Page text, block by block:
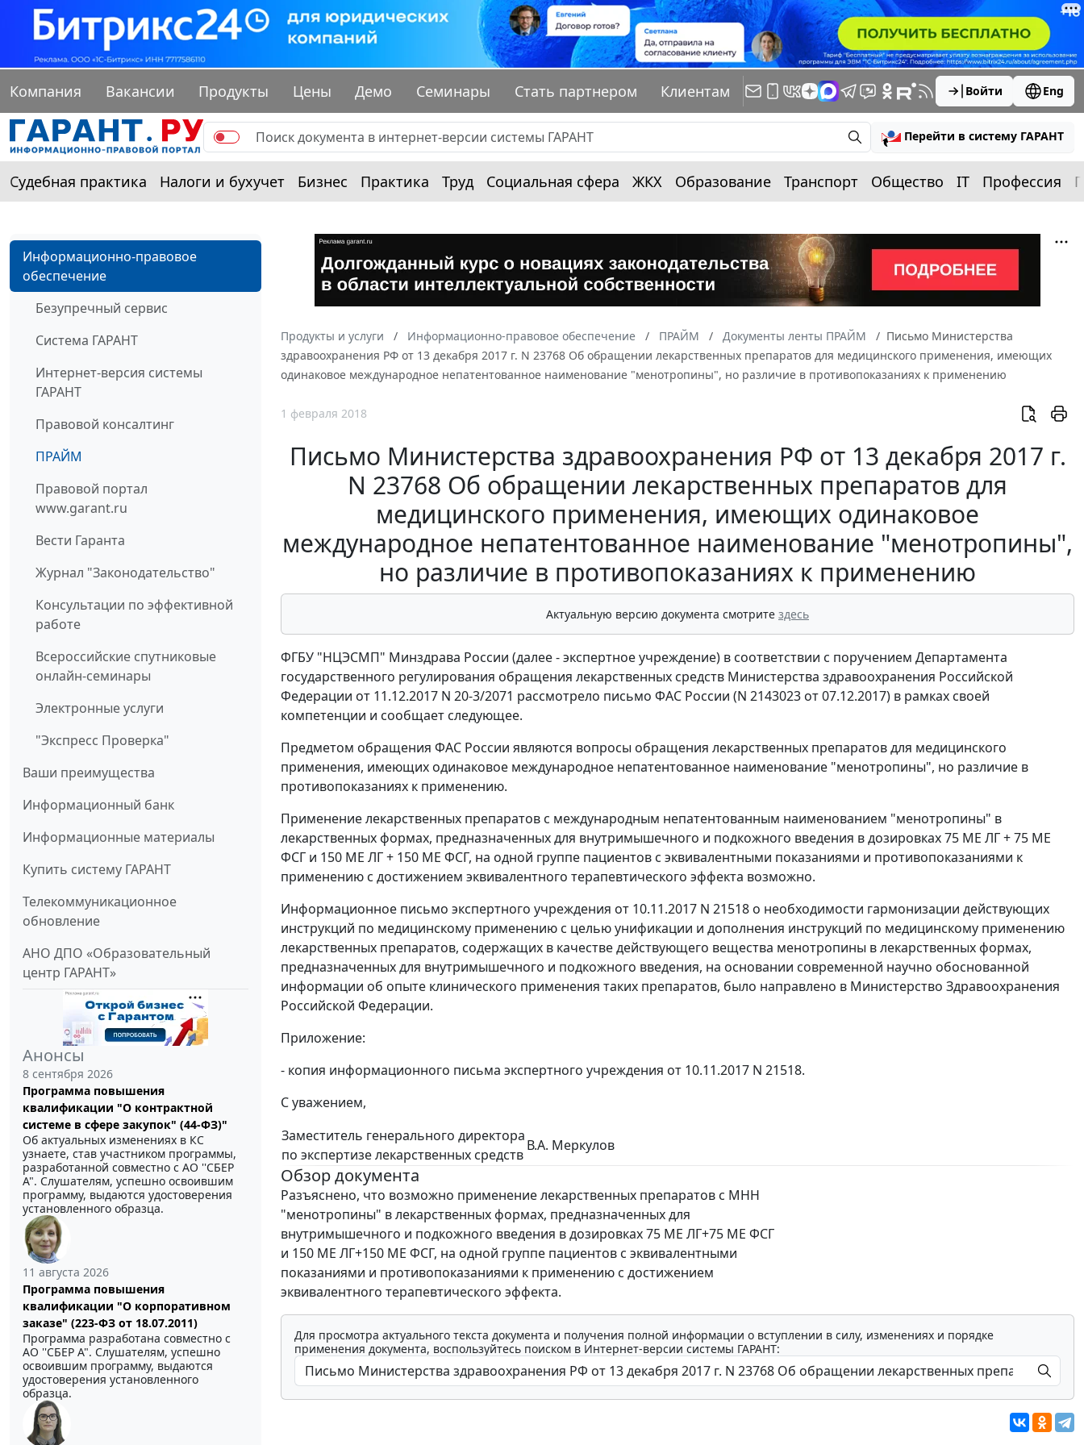
Компания Вакансии Продукты Цены Демо Семинары Стать партнером Клиентам Войти Eng
Перейти в систему ГАРАНТ
Судебная практика Налоги и бухучет Бизнес Практика Труд Социальная сфера ЖКХ Образование Транспорт Общество IT Профессия
Информационно-правовое
обеспечение
Безупречный сервис
Система ГАРАНТ
Интернет-версия системы
ГАРАНТ
Правовой консалтинг
ПРАЙМ
Правовой портал
www.garant.ru
Вести Гаранта
Журнал "Законодательство"
Консультации по эффективной
работе
Всероссийские спутниковые
онлайн-семинары
Электронные услуги
"Экспресс Проверка"
Ваши преимущества
Информационный банк
Информационные материалы
Купить систему ГАРАНТ
Телекоммуникационное
обновление
АНО ДПО «Образовательный
центр ГАРАНТ»
Анонсы
8 сентября 2026
Программа повышения
квалификации "О контрактной
системе в сфере закупок" (44-ФЗ)"
Об актуальных изменениях в КС
узнаете, став участником программы,
разработанной совместно с АО ''СБЕР
А". Слушателям, успешно освоившим
программу, выдаются удостоверения
установленного образца.
11 августа 2026
Программа повышения
квалификации "О корпоративном
заказе" (223-ФЗ от 18.07.2011)
Программа разработана совместно с
АО ''СБЕР А". Слушателям, успешно
освоившим программу, выдаются
удостоверения установленного
образца.
Продукты и услуги Информационно-правовое обеспечение ПРАЙМ Документы ленты ПРАЙМ
Письмо Министерства
здравоохранения РФ от 13 декабря 2017 г. N 23768 Об обращении лекарственных препаратов для медицинского применения, имеющих
одинаковое международное непатентованное наименование "менотропины", но различие в противопоказаниях к применению
1 февраля 2018
Письмо Министерства здравоохранения РФ от 13 декабря 2017 г.
N 23768 Об обращении лекарственных препаратов для
медицинского применения, имеющих одинаковое
международное непатентованное наименование "менотропины",
но различие в противопоказаниях к применению
Актуальную версию документа смотрите здесь
ФГБУ "НЦЭСМП" Минздрава России (далее - экспертное учреждение) в соответствии с поручением Департамента
государственного регулирования обращения лекарственных средств Министерства здравоохранения Российской
Федерации от 11.12.2017 N 20-3/2071 рассмотрело письмо ФАС России (N 2143023 от 07.12.2017) в рамках своей
компетенции и сообщает следующее.
Предметом обращения ФАС России являются вопросы обращения лекарственных препаратов для медицинского
применения, имеющих одинаковое международное непатентованное наименование "менотропины", но различие в
противопоказаниях к применению.
Применение лекарственных препаратов с международным непатентованным наименованием "менотропины" в
лекарственных формах, предназначенных для внутримышечного и подкожного введения в дозировках 75 ME ЛГ + 75 ME
ФСГ и 150 ME ЛГ + 150 ME ФСГ, на одной группе пациентов с эквивалентными показаниями и противопоказаниями к
применению с достижением эквивалентного терапевтического эффекта возможно.
Информационное письмо экспертного учреждения от 10.11.2017 N 21518 о необходимости гармонизации действующих
инструкций по медицинскому применению с целью унификации и дополнения инструкций по медицинскому применению
лекарственных препаратов, содержащих в качестве действующего вещества менотропины в лекарственных формах,
предназначенных для внутримышечного и подкожного введения, на основании современной научно обоснованной
информации об опыте клинического применения таких препаратов, было направлено в Министерство Здравоохранения
Российской Федерации.
Приложение:
- копия информационного письма экспертного учреждения от 10.11.2017 N 21518.
С уважением,
Заместитель генерального директора
по экспертизе лекарственных средств
В.А. Меркулов
Обзор документа
Разъяснено, что возможно применение лекарственных препаратов с МНН
"менотропины" в лекарственных формах, предназначенных для
внутримышечного и подкожного введения в дозировках 75 ME ЛГ+75 ME ФСГ
и 150 ME ЛГ+150 ME ФСГ, на одной группе пациентов с эквивалентными
показаниями и противопоказаниями к применению с достижением
эквивалентного терапевтического эффекта.
Для просмотра актуального текста документа и получения полной информации о вступлении в силу, изменениях и порядке
применения документа, воспользуйтесь поиском в Интернет-версии системы ГАРАНТ: